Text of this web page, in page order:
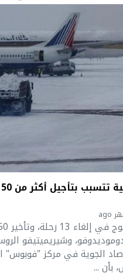
وشيريميتيفو
الجوية في مركز
بأن ...